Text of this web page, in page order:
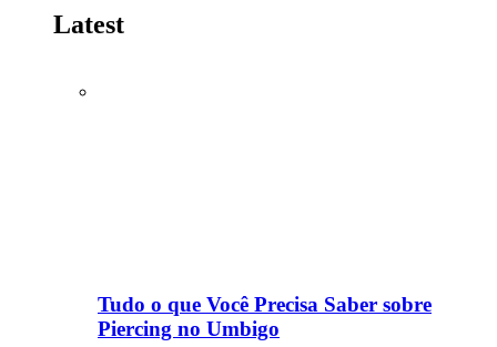
Latest
Tudo o que Você Precisa Saber sobre
Piercing no Umbigo